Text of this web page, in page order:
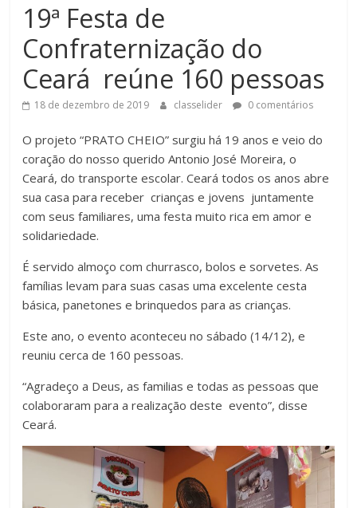
19ª Festa de
Confraternização do
Ceará reúne 160 pessoas
18 de dezembro de 2019 classelider 0 comentários
O projeto “PRATO CHEIO” surgiu há 19 anos e veio do
coração do nosso querido Antonio José Moreira, o
Ceará, do transporte escolar. Ceará todos os anos abre
sua casa para receber crianças e jovens juntamente
com seus familiares, uma festa muito rica em amor e
solidariedade.
É servido almoço com churrasco, bolos e sorvetes. As
famílias levam para suas casas uma excelente cesta
básica, panetones e brinquedos para as crianças.
Este ano, o evento aconteceu no sábado (14/12), e
reuniu cerca de 160 pessoas.
“Agradeço a Deus, as familias e todas as pessoas que
colaboraram para a realização deste evento”, disse
Ceará.